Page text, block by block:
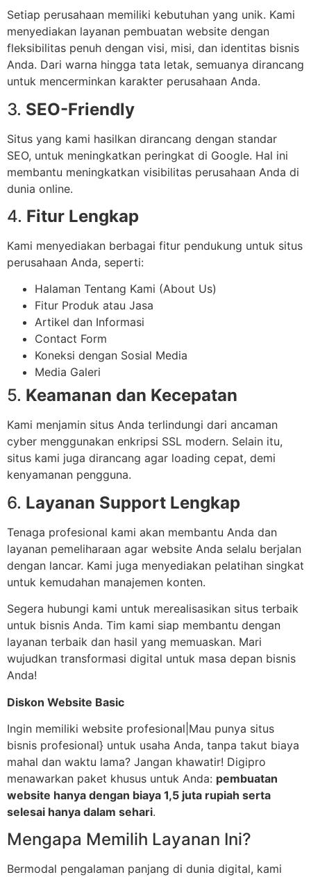
Setiap perusahaan memiliki kebutuhan yang unik. Kami
menyediakan layanan pembuatan website dengan
fleksibilitas penuh dengan visi, misi, dan identitas bisnis
Anda. Dari warna hingga tata letak, semuanya dirancang
untuk mencerminkan karakter perusahaan Anda.
3. SEO-Friendly
Situs yang kami hasilkan dirancang dengan standar
SEO, untuk meningkatkan peringkat di Google. Hal ini
membantu meningkatkan visibilitas perusahaan Anda di
dunia online.
4. Fitur Lengkap
Kami menyediakan berbagai fitur pendukung untuk situs
perusahaan Anda, seperti:
Halaman Tentang Kami (About Us)
Fitur Produk atau Jasa
Artikel dan Informasi
Contact Form
Koneksi dengan Sosial Media
Media Galeri
5. Keamanan dan Kecepatan
Kami menjamin situs Anda terlindungi dari ancaman
cyber menggunakan enkripsi SSL modern. Selain itu,
situs kami juga dirancang agar loading cepat, demi
kenyamanan pengguna.
6. Layanan Support Lengkap
Tenaga profesional kami akan membantu Anda dan
layanan pemeliharaan agar website Anda selalu berjalan
dengan lancar. Kami juga menyediakan pelatihan singkat
untuk kemudahan manajemen konten.
Segera hubungi kami untuk merealisasikan situs terbaik
untuk bisnis Anda. Tim kami siap membantu dengan
layanan terbaik dan hasil yang memuaskan. Mari
wujudkan transformasi digital untuk masa depan bisnis
Anda!
Diskon Website Basic
Ingin memiliki website profesional|Mau punya situs
bisnis profesional} untuk usaha Anda, tanpa takut biaya
mahal dan waktu lama? Jangan khawatir! Digipro
menawarkan paket khusus untuk Anda: pembuatan
website hanya dengan biaya 1,5 juta rupiah serta
selesai hanya dalam sehari.
Mengapa Memilih Layanan Ini?
Bermodal pengalaman panjang di dunia digital, kami